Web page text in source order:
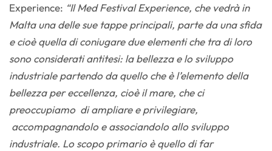
Experience: “Il Med Festival Experience, che vedrà in
Malta una delle sue tappe principali, parte da una sfida
e cioè quella di coniugare due elementi che tra di loro
sono considerati antitesi: la bellezza e lo sviluppo
industriale partendo da quello che è l’elemento della
bellezza per eccellenza, cioè il mare, che ci
preoccupiamo di ampliare e privilegiare,
accompagnandolo e associandolo allo sviluppo
industriale. Lo scopo primario è quello di far